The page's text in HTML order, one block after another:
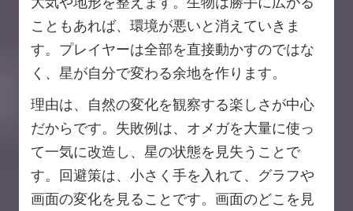
こともあれば、環境が悪いと消えていきま
す。プレイヤーは全部を直接動かすのではな
く、星が自分で変わる余地を作ります。
理由は、自然の変化を観察する楽しさが中心
だからです。失敗例は、オメガを大量に使っ
て一気に改造し、星の状態を見失うことで
す。回避策は、小さく手を入れて、グラフや
画面の変化を見ることです。画面のどこを見